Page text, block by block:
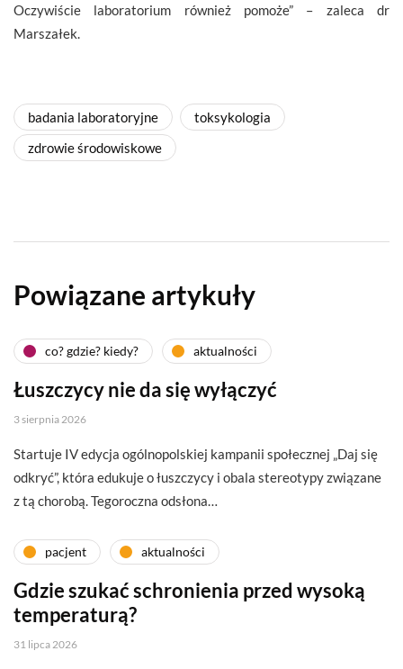
Oczywiście laboratorium również pomoże” – zaleca dr
Marszałek.
badania laboratoryjne
toksykologia
zdrowie środowiskowe
Powiązane artykuły
co? gdzie? kiedy? aktualności
Łuszczycy nie da się wyłączyć
3 sierpnia 2026
Startuje IV edycja ogólnopolskiej kampanii społecznej „Daj się
odkryć”, która edukuje o łuszczycy i obala stereotypy związane
z tą chorobą. Tegoroczna odsłona…
pacjent aktualności
Gdzie szukać schronienia przed wysoką
temperaturą?
31 lipca 2026